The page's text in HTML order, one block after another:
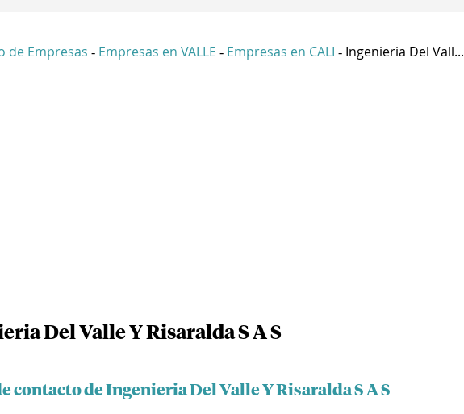
de Empresas - Empresas en VALLE - Empresas en CALI - Ingenieria Del Vall...
Del Valle Y Risaralda S A S
contacto de Ingenieria Del Valle Y Risaralda S A S